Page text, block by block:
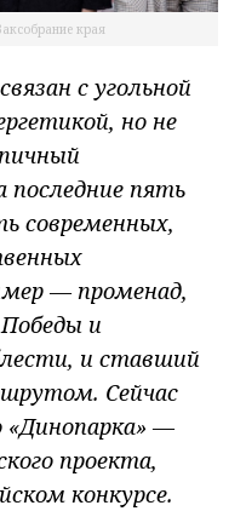
края
с угольной
но не
пять
современных,
— променад,
и
и ставший
Сейчас
«Динопарка» —
проекта,
конкурсе.